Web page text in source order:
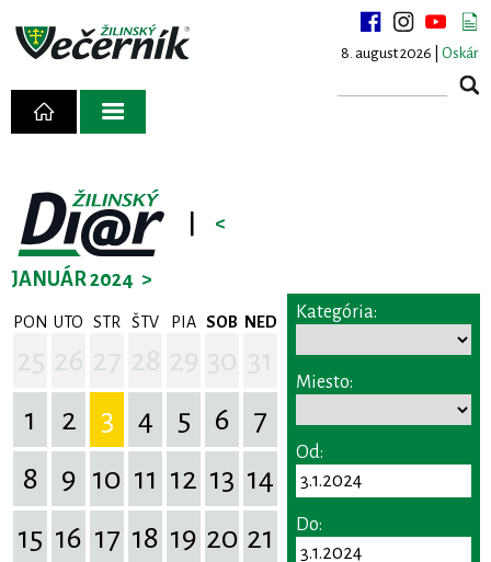
8. august 2026 | Oskár
<
JANUÁR 2024 >
PON UTO STR ŠTV PIA SOB NED
1
2 3 4 5 6
7
8
9 10 11 12 13 14
15 16 17 18 19 20 21
Kategória:
Miesto:
Od:
Do: